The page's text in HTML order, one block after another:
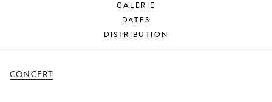
SOUTENIR
GALERIE
DATES
DISTRIBUTION
CONCERT